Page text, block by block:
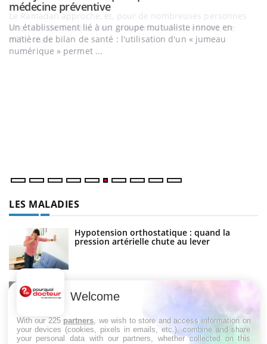
médecine préventiveYoutube
Un établissement lié à un groupe mutualiste innove en
matière de bilan de santé : l'utilisation d'un « jumeau
numérique » permet ...
LES MALADIES
Hypotension orthostatique : quand la
pression artérielle chute au lever
Drépanocytose : une déformation des
globules rouges aux conséquences graves
Maladie de Charcot (Sclérose latérale
Welcome
With our 225 partners , we wish to store and access information on
your devices (cookies, pixels in emails, etc.), combine and share
your personal data with our partners, whether collected on this